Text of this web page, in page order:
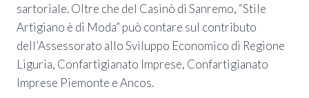
sartoriale.Oltre che del Casinò di Sanremo, “Stile
Artigiano è di Moda” può contare sul contributo
dell’Assessorato allo Sviluppo Economico di Regione
Liguria, Confartigianato Imprese, Confartigianato
Imprese Piemonte e Ancos.